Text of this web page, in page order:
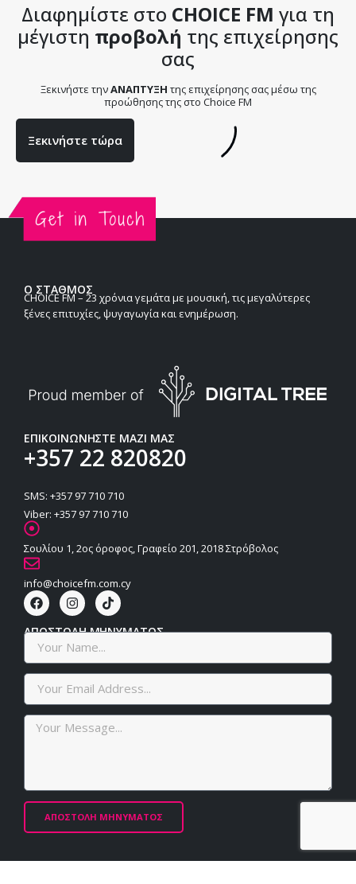
Διαφημίστε στο CHOICE FM για τη
μέγιστη προβολή της επιχείρησης
σας
Ξεκινήστε τηνΑΝΑΠΤΥΞΗ της επιχείρησης σας μέσω της
προώθησης της στο Choice FM
Ξεκινήστε τώρα
Ο ΣΤΑΘΜΟΣ
CHOICE FM – 23 χρόνια γεμάτα με μουσική, τις μεγαλύτερες
ξένες επιτυχίες, ψυγαγωγία και ενημέρωση.
ΕΠΙΚΟΙΝΩΝΗΣΤΕ ΜΑΖΙ ΜΑΣ
+357 22 820820
SMS: +357 97 710 710
Viber: +357 97 710 710
Σουλίου 1, 2ος όροφος, Γραφείο 201, 2018 Στρόβολος
info@choicefm.com.cy
ΑΠΟΣΤΟΛΗ ΜΗΝΥΜΑΤΟΣ
ΑΠΟΣΤΟΛΗ ΜΗΝΥΜΑΤΟΣ